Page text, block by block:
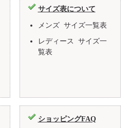
サイズ表について
メンズ サイズ一覧表
レディース サイズ一
覧表
ショッピングFAQ